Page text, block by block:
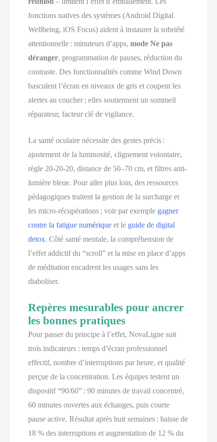
fonctions natives des systèmes (Android Digital
Wellbeing, iOS Focus) aident à instaurer la sobriété
attentionnelle : minuteurs d’apps,mode Ne pas
déranger, programmation de pauses, réduction du
contraste. Des fonctionnalités comme Wind Down
basculent l’écran en niveaux de gris et coupent les
alertes au coucher ; elles soutiennent un sommeil
réparateur, facteur clé de vigilance.
La santé oculaire nécessite des gestes précis :
ajustement de la luminosité, clignement volontaire,
règle 20-20-20, distance de 50–70 cm, et filtres anti-
lumière bleue. Pour aller plus loin, des ressources
pédagogiques traitent la gestion de la surcharge et
les micro-récupérations ; voir par exemple gagner
contre la fatigue numérique et le guide de digital
detox. Côté santé mentale, la compréhension de
l’effet addictif du “scroll” et la mise en place d’apps
de méditation encadrent les usages sans les
diaboliser.
Repères mesurables pour ancrer
les bonnes pratiques
Pour passer du principe à l’effet, NovaLigne suit
trois indicateurs : temps d’écran professionnel
effectif, nombre d’interruptions par heure, et qualité
perçue de la concentration. Les équipes testent un
dispositif “90/60” : 90 minutes de travail concentré,
60 minutes ouvertes aux échanges, puis courte
pause active. Résultat après huit semaines : baisse de
18 % des interruptions et augmentation de 12 % du